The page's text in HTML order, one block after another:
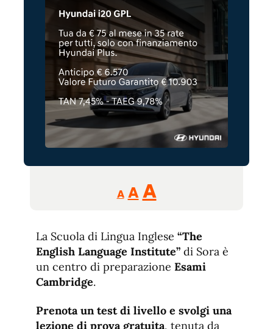
A
Reducir
tamaño
A Restablecer
de
fuente
AAumentar
de
fuente.
La Scuola di Lingua Inglese “The
English Language Institute” di Sora è
un centro di preparazione Esami
Cambridge.
Prenota un test di livello e svolgi una
lezione di prova gratuita, tenuta da